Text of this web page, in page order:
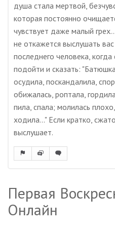
душа стала мертвой,
которая постоянно
чувствует даже малый
не откажется выслушать
последнего человека,
подойти и сказать:
осудила, поскандалила,
обижалась, роптала,
пила, спала; молилась
ходила..." Если кратко,
выслушает.
Первая
Онлайн